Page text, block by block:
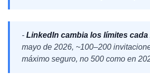
- LinkedIn cambia los límites cada
mayo de 2026, ~100–200
máximo seguro, no 500 como en